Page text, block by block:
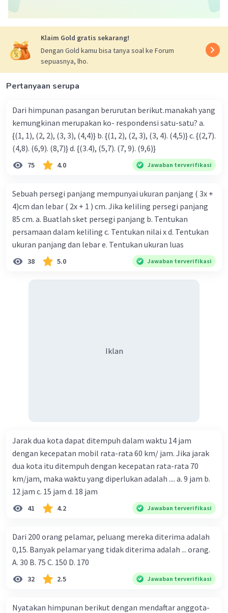
Klaim Gold gratis sekarang!
Dengan Gold kamu bisa tanya soal ke Forum
sepuasnya, lho.
Pertanyaan serupa
Dari himpunan pasangan berurutan berikut.manakah yang
kemungkinan merupakan ko- respondensi satu-satu? a.
{(1, 1), (2, 2), (3, 3), (4,4)} b. {(1, 2), (2, 3), (3, 4). (4,5)} c. {(2,7).
(4,8). (6,9). (8,7)} d. {(3.4), (5,7). (7, 9). (9,6)}
75 4.0 Jawaban terverifikasi
Sebuah persegi panjang mempunyai ukuran panjang ( 3x +
4)cm dan lebar ( 2x + 1 ) cm. Jika keliling persegi panjang
85 cm. a. Buatlah sket persegi panjang b. Tentukan
persamaan dalam keliling c. Tentukan nilai x d. Tentukan
ukuran panjang dan lebar e. Tentukan ukuran luas
38 5.0 Jawaban terverifikasi
Iklan
Jarak dua kota dapat ditempuh dalam waktu 14 jam
dengan kecepatan mobil rata-rata 60 km/ jam. Jika jarak
dua kota itu ditempuh dengan kecepatan rata-rata 70
km/jam, maka waktu yang diperlukan adalah .... a. 9 jam b.
12 jam c. 15 jam d. 18 jam
41 4.2 Jawaban terverifikasi
Dari 200 orang pelamar, peluang mereka diterima adalah
0,15. Banyak pelamar yang tidak diterima adalah ... orang.
A. 30 B. 75 C. 150 D. 170
32 2.5 Jawaban terverifikasi
Nyatakan himpunan berikut dengan mendaftar anggota-